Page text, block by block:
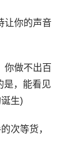
让你的声音
你做不出百
是，能看见
生)
次等货，